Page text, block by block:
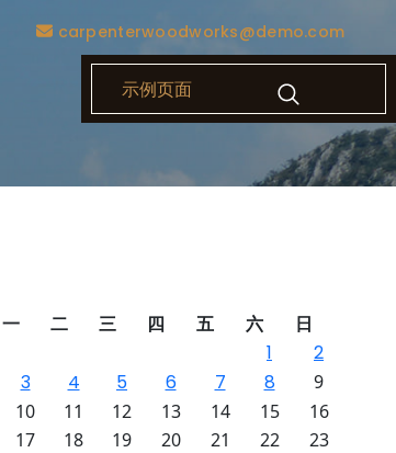
carpenterwoodworks@demo.com
示例页面
一 二 三 四 五 六 日
1
2
3
4 5 6 7 8
9
10
11 12 13 14 15
16
17
18 19 20 21 22
23